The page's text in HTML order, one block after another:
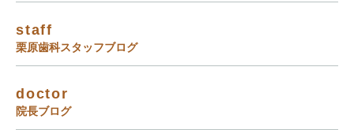
staff
栗原歯科スタッフブログ
doctor
院長ブログ